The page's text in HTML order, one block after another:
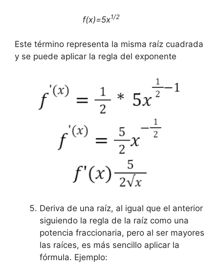
f(x)=5x1/2
Este término representa la misma raíz cuadrada
y se puede aplicar la regla del exponente
Deriva de una raíz, al igual que el anterior
siguiendo la regla de la raíz como una
potencia fraccionaria, pero al ser mayores
las raíces, es más sencillo aplicar la
fórmula. Ejemplo: